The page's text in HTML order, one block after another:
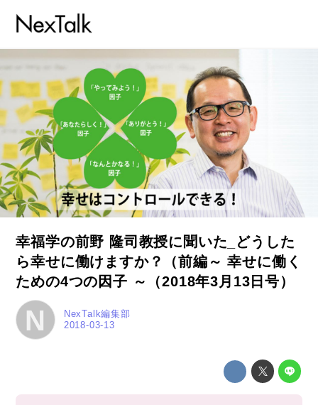
幸福学の前野 隆司教授に聞いた_どうした
ら幸せに働けますか？（前編～ 幸せに働く
ための4つの因子 ～（2018年3月13日号）
N 2018-03-13
NexTalk編集部